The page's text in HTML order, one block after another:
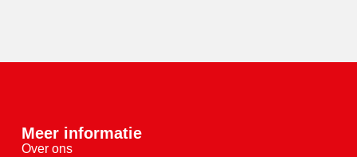
Meer informatie
Over ons